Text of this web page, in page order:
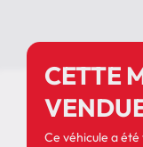
CETTE
Ce véhicule a été